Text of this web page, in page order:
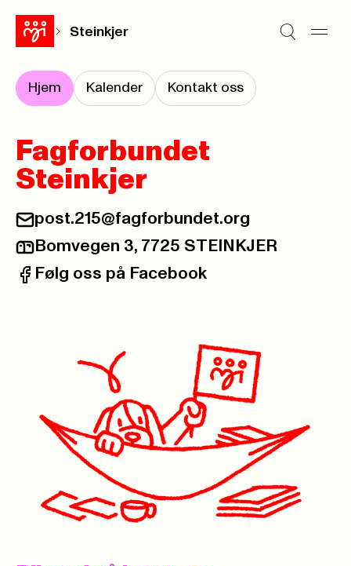
Steinkjer
Hjem Kalender Kontakt oss
Fagforbundet
Steinkjer
E-post:
post.215@fagforbundet.org
Postadresse:
Bomvegen 3, 7725 STEINKJER
Facebook:
Følg oss på Facebook